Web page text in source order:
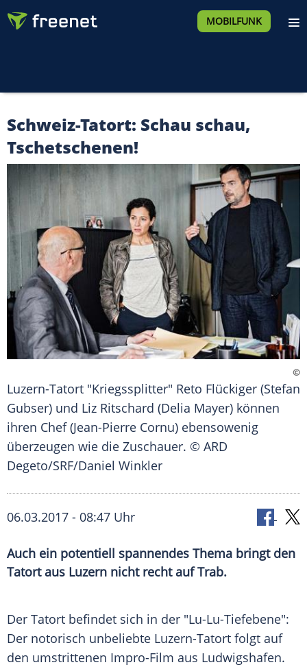
MOBILFUNK
Schweiz-Tatort: Schau schau,
Tschetschenen!
©
Luzern-Tatort "Kriegssplitter" Reto Flückiger (Stefan
Gubser) und Liz Ritschard (Delia Mayer) können
ihren Chef (Jean-Pierre Cornu) ebensowenig
überzeugen wie die Zuschauer. © ARD
Degeto/SRF/Daniel Winkler
06.03.2017 - 08:47 Uhr
Auch ein potentiell spannendes Thema bringt den
Tatort aus Luzern nicht recht auf Trab.
Der Tatort befindet sich in der "Lu-Lu-Tiefebene":
Der notorisch unbeliebte Luzern-Tatort folgt auf
den umstrittenen Impro-Film aus Ludwigshafen.